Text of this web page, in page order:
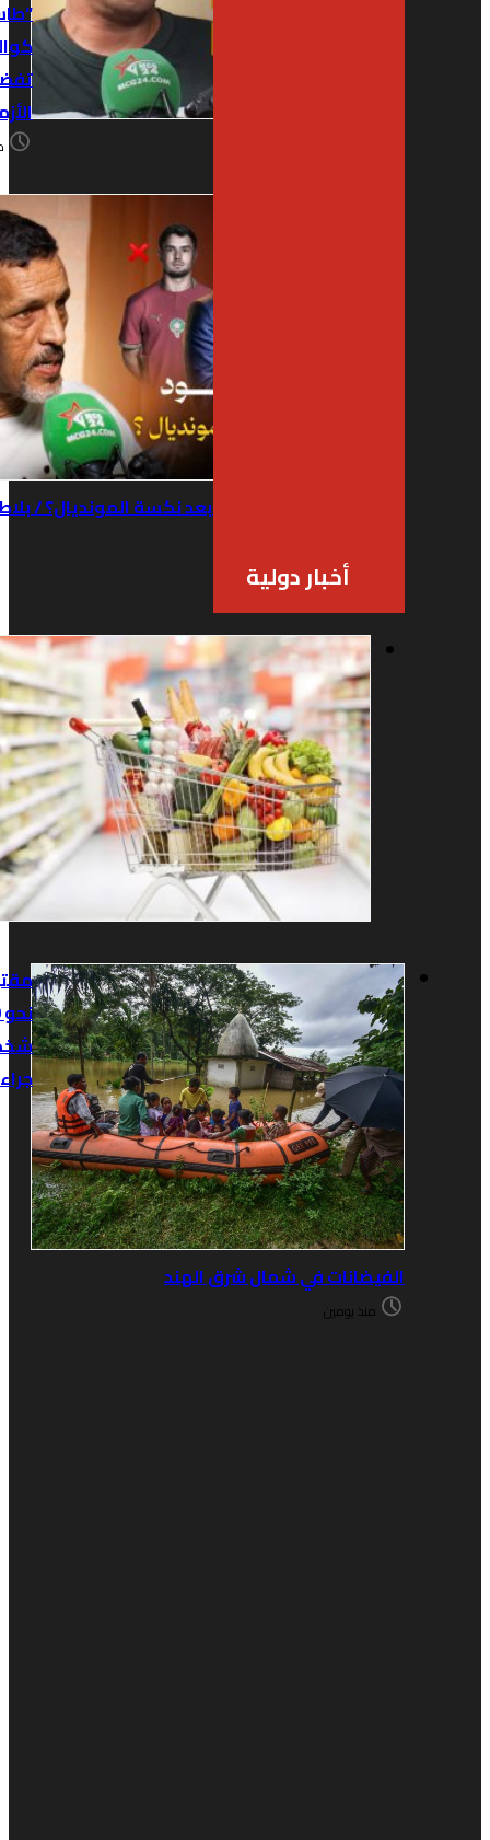
“طاس” …
كواليس
تفضح عمق
الأزمة ؟
الأسود…ماذا بعد نكسة المونديال؟ / بلاطو SPORT
أخبار دولية
أسعار
الغذاء
العالمية
تقفز في
يوليو
2026
لأعلى
مستوى
منذ
مقتل
نحو 100
شخص
جراء
في شمال شرق الهند